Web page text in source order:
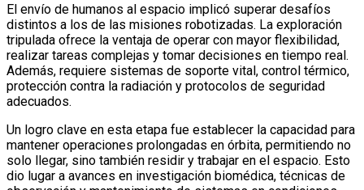
El envío de humanos al espacio implicó superar desafíos
distintos a los de las misiones robotizadas. La exploración
tripulada ofrece la ventaja de operar con mayor flexibilidad,
realizar tareas complejas y tomar decisiones en tiempo real.
Además, requiere sistemas de soporte vital, control térmico,
protección contra la radiación y protocolos de seguridad
adecuados.
Un logro clave en esta etapa fue establecer la capacidad para
mantener operaciones prolongadas en órbita, permitiendo no
solo llegar, sino también residir y trabajar en el espacio. Esto
dio lugar a avances en investigación biomédica, técnicas de